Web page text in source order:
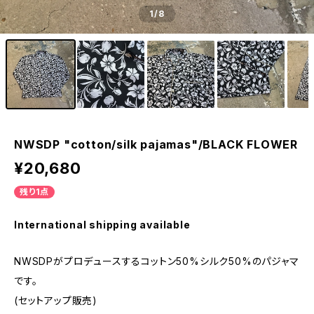
1/8
NWSDP "cotton/silk pajamas"/BLACK FLOWER
¥20,680
残り1点
International shipping available
NWSDPがプロデュースするコットン50%シルク50%のパジャマ
です。
(セットアップ販売)